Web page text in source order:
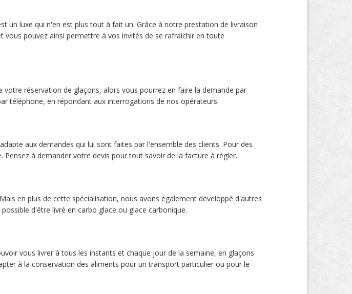
un luxe qui n'en est plus tout à fait un. Grâce à notre prestation de livraison
pouvez ainsi permettre à vos invités de se rafraichir en toute
réservation de glaçons, alors vous pourrez en faire la demande par
téléphone, en répondant aux interrogations de nos opérateurs.
aux demandes qui lui sont faites par l'ensemble des clients. Pour des
à demander votre devis pour tout savoir de la facture à régler.
en plus de cette spécialisation, nous avons également développé d'autres
d'être livré en carbo glace ou glace carbonique.
vous livrer à tous les instants et chaque jour de la semaine, en glaçons
à la conservation des aliments pour un transport particulier ou pour le